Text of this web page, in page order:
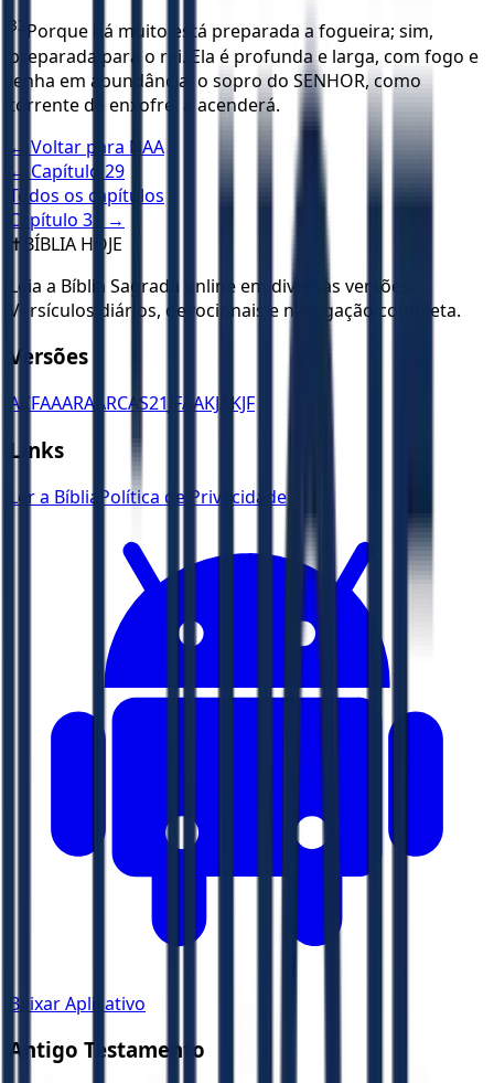
33 Porque há muito está preparada a fogueira; sim,
preparada para o rei. Ela é profunda e larga, com fogo e
lenha em abundância; o sopro do SENHOR, como
torrente de enxofre, a acenderá.
← Voltar para NAA
← Capítulo 29
Todos os capítulos
Capítulo 31
→
✝️ BÍBLIA HOJE
Leia a Bíblia Sagrada online em diversas versões.
Versículos diários, devocionais e navegação completa.
Versões
ACFAAARA ARCAS21 JFAAKJA KJF
Links
Ler a Bíblia Política de Privacidade
Baixar Aplicativo
Antigo Testamento